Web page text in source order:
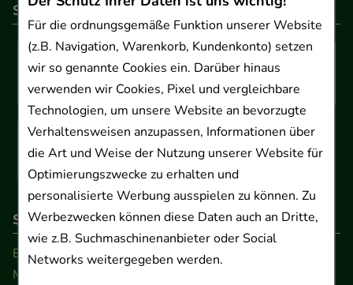
Für die ordnungsgemäße Funktion unserer Website
(z.B. Navigation, Warenkorb, Kundenkonto) setzen
wir so genannte Cookies ein. Darüber hinaus
verwenden wir Cookies, Pixel und vergleichbare
Technologien, um unsere Website an bevorzugte
Verhaltensweisen anzupassen, Informationen über
die Art und Weise der Nutzung unserer Website für
Optimierungszwecke zu erhalten und
personalisierte Werbung ausspielen zu können. Zu
Werbezwecken können diese Daten auch an Dritte,
wie z.B. Suchmaschinenanbieter oder Social
Networks weitergegeben werden.
So können Sie bezahlen
So erreichen Sie uns
Beratung und Kundenservice:
Montag - Freitag von 9.00 bis 17.00 Uhr